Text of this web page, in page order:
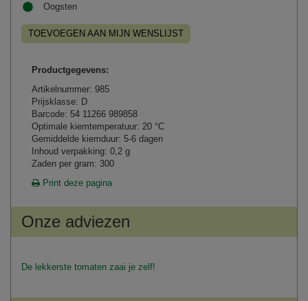
Oogsten
TOEVOEGEN AAN MIJN WENSLIJST
Productgegevens:
Artikelnummer: 985
Prijsklasse: D
Barcode: 54 11266 989858
Optimale kiemtemperatuur: 20 °C
Gemiddelde kiemduur: 5-6 dagen
Inhoud verpakking: 0,2 g
Zaden per gram: 300
Print deze pagina
Onze adviezen
De lekkerste tomaten zaai je zelf!